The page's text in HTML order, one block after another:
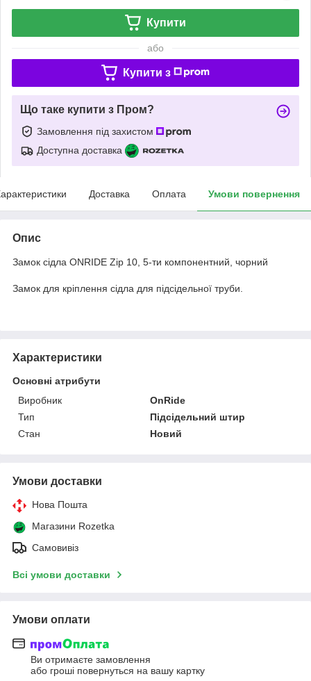
Купити
або
Купити з
Що таке купити з Пром?
Замовлення під захистом
Доступна доставка
Доставка Оплата Умови повернення
Опис
Замок сідла ONRIDE Zip 10, 5-ти компонентний, чорний
Замок для кріплення сідла для підсідельної труби.
Характеристики
Основні атрибути
Виробник
OnRide
Тип
Підсідельний штир
Стан
Новий
Умови доставки
Нова Пошта
Магазини Rozetka
Самовивіз
Всі умови доставки
Умови оплати
Ви отримаєте замовлення
або гроші повернуться на вашу картку